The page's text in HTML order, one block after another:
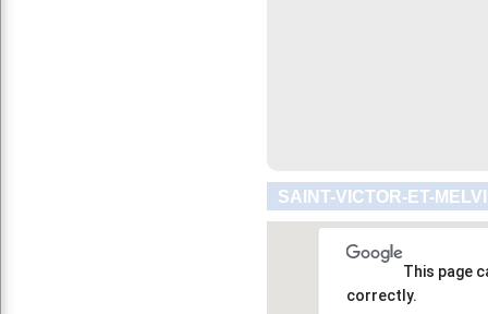
SAINT-VICTOR-ET-
This page
correctly.